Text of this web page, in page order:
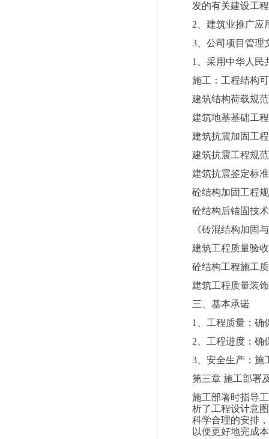
发的有关建设工
2 、建筑业推广
3 、公司项目管
1
、采用中华人
施工：工程结构
建筑结构荷载规
建筑地基基础工
建筑抗震加固工
建筑抗震工程规
建筑抗震鉴定标
砼结构加固工程
砼结构后锚固技
《砖混结构加固
建筑工程质量验
砼结构工程施工
建筑工程质量装
三、基本承诺
1
、工程质量：
2 、工程进度：确
3 、安全生产：
第三章 施工部署
施工部署时指导
析了工程设计意
科学合理的安排
以便更好地完成